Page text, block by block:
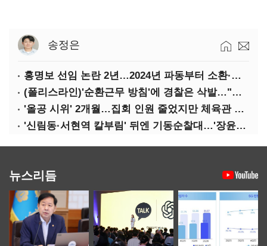
송정은
홍명보 선임 논란 2년…2024년 파동부터 소환·압색까지
(폴리스라인)'순환근무 방침'에 경찰은 삭발…"베테랑·수사력 보강 먼저"
'올공 시위' 2개월…집회 인원 줄었지만 체육관 봉쇄 계속
'신림동·서현역 칼부림' 뒤엔 기동순찰대…'장윤기 은폐·조작' 후엔 내부비리수사대
뉴스리듬